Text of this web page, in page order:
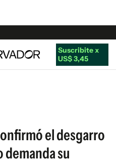
Suscribite x
US$ 3,45
el desgarro
demanda su